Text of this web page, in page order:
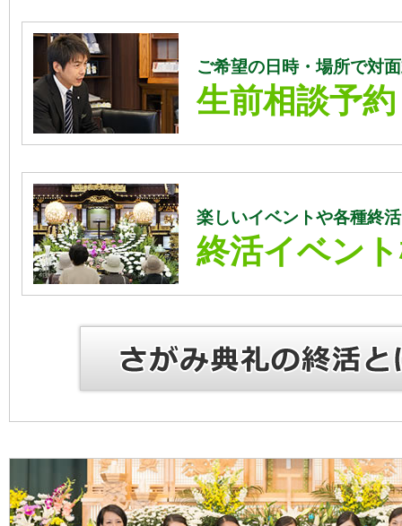
ご希望の日時・場所で対
生前相談予約
楽しいイベントや各種終
終活イベン